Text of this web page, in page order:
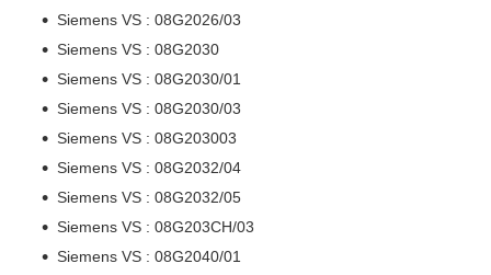
Siemens VS : 08G2026/03
Siemens VS : 08G2030
Siemens VS : 08G2030/01
Siemens VS : 08G2030/03
Siemens VS : 08G203003
Siemens VS : 08G2032/04
Siemens VS : 08G2032/05
Siemens VS : 08G203CH/03
Siemens VS : 08G2040/01